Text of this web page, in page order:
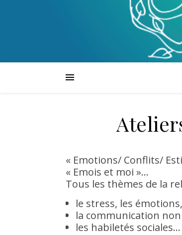
« Emotions/ Conflits/
« Emois et moi »…
Tous les thèmes de la
le stress, les
la communication
les habiletés sociales…